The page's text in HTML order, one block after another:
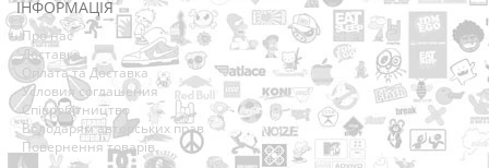
ІНФОРМАЦІЯ
Про нас
Доставка
Оплата та Доставка
Условия соглашения
Співробітництво
Володарям авторських прав
Повернення товарів